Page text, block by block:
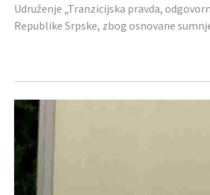
Udruženje „Tranzicijska pravda,
Republike Srpske, zbog osnovane